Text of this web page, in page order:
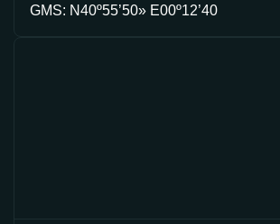
GMS: N40º55’50» E00º12’40